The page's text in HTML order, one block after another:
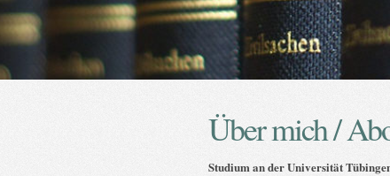
Über mich /
Studium an der Universität